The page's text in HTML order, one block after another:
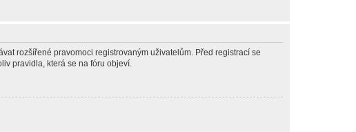
rozšířené pravomoci registrovaným uživatelům. Před registrací se
pravidla, která se na fóru objeví.